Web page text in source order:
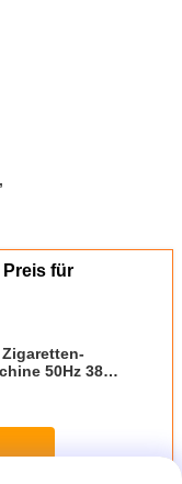
,
Preis für
50Hz 380V